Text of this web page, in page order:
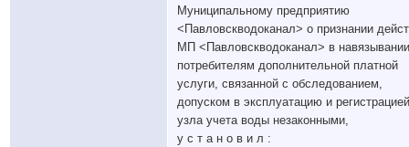
Муниципальному предприятию
<Павловскводоканал> о признании
МП <Павловскводоканал> в навязывании
потребителям дополнительной платной
услуги, связанной с обследованием,
допуском в эксплуатацию и регистрацией
узла учета воды незаконными,
у с т а н о в и л :